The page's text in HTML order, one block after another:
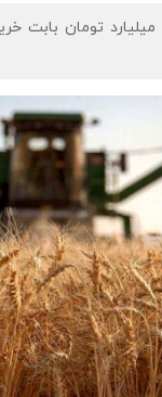
۲۰ هزار میلیارد